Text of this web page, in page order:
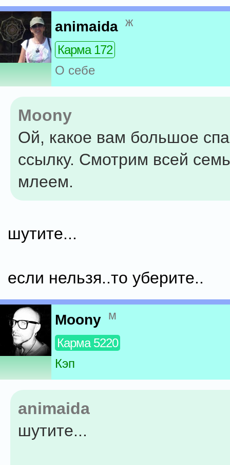
animaida ж
Карма 172
О себе
Moony
Ой, какое вам большое
ссылку. Смотрим всей
млеем.
шутите...
если нельзя..то уберите..
Moony м
Карма 5220
Кэп
animaida
шутите...